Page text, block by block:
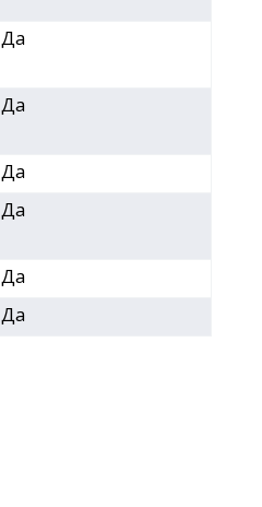
Да
Да
Да
Да
Да
Да